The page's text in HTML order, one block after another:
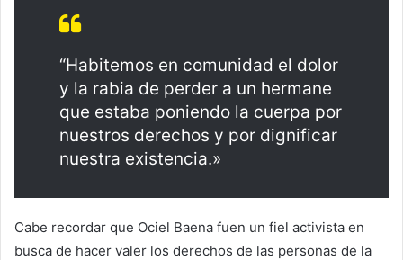
“Habitemos en comunidad el dolor
y la rabia de perder a un hermane
que estaba poniendo la cuerpa por
nuestros derechos y por dignificar
nuestra existencia.»
Cabe recordar que Ociel Baena fuen un fiel activista en
busca de hacer valer los derechos de las personas de la